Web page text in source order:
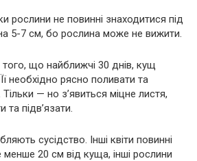
рослини не повинні знаходитися під
5-7 см, бо рослина може не вижити.
що найближчі 30 днів, кущ
Її необхідно рясно поливати та
— но з’явиться міцне листя,
та підв’язати.
сусідство. Інші квіти повинні
менше 20 см від куща, інші рослини